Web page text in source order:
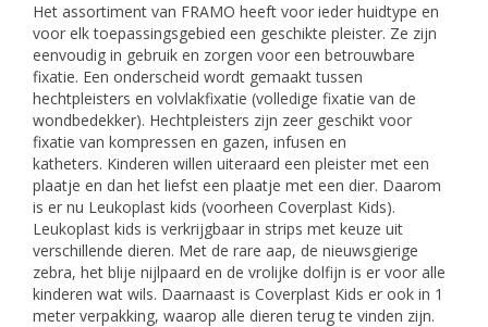
Het assortiment van FRAMO heeft voor ieder huidtype en
voor elk toepassingsgebied een geschikte pleister. Ze zijn
eenvoudig in gebruik en zorgen voor een betrouwbare
fixatie. Een onderscheid wordt gemaakt tussen
hechtpleisters en volvlakfixatie (volledige fixatie van de
wondbedekker). Hechtpleisters zijn zeer geschikt voor
fixatie van kompressen en gazen, infusen en
katheters. Kinderen willen uiteraard een pleister met een
plaatje en dan het liefst een plaatje met een dier. Daarom
is er nu Leukoplast kids (voorheen Coverplast Kids).
Leukoplast kids is verkrijgbaar in strips met keuze uit
verschillende dieren. Met de rare aap, de nieuwsgierige
zebra, het blije nijlpaard en de vrolijke dolfijn is er voor alle
kinderen wat wils. Daarnaast is Coverplast Kids er ook in 1
meter verpakking, waarop alle dieren terug te vinden zijn.